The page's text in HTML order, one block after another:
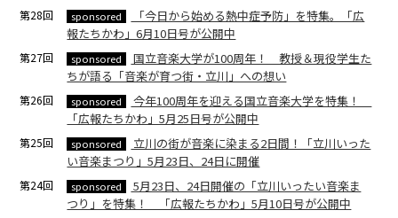
第28回 sponsored
「今日から始める熱中症予防」を特集。「広
報たちかわ」6月10日号が公開中
第27回 sponsored
国立音楽大学が100周年！ 教授＆現役学生た
ちが語る「音楽が育つ街・立川」への想い
第26回 sponsored
今年100周年を迎える国立音楽大学を特集！
「広報たちかわ」5月25日号が公開中
第25回 sponsored
立川の街が音楽に染まる2日間！「立川いった
い音楽まつり」5月23日、24日に開催
第24回 sponsored
5月23日、24日開催の「立川いったい音楽ま
つり」を特集！ 「広報たちかわ」5月10日号が公開中